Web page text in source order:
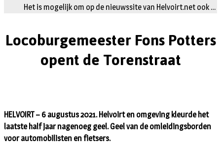
Het is mogelijk om op de nieuwssite van Helvoirt.net ook …
Locoburgemeester Fons Potters
opent de Torenstraat
HELVOIRT – 6 augustus 2021. Helvoirt en omgeving kleurde het
laatste half jaar nagenoeg geel. Geel van de omleidingsborden
voor automobilisten en fietsers.